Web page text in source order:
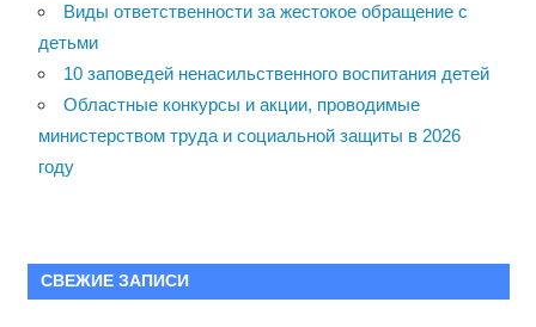
Виды ответственности за жестокое обращение с
детьми
10 заповедей ненасильственного воспитания детей
Областные конкурсы и акции, проводимые
министерством труда и социальной защиты в 2026
году
СВЕЖИЕ ЗАПИСИ